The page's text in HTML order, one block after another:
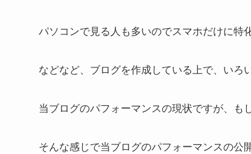
パソコンで見る人も多いのでスマホだけに特
などなど、ブログを作成している上で、いろ
当ブログのパフォーマンスの現状ですが、
そんな感じで当ブログのパフォーマンスの公